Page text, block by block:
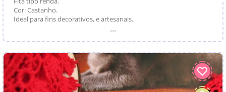
Cor: Castanho.
Ideal para fins decorativos, e artesanais.
...